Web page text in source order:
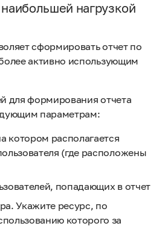
нагрузкой
сформировать отчет по
активно использующим
для формирования отчета
параметрам:
котором располагается
(где расположены
попадающих в отчет
Укажите ресурс, по
которого за